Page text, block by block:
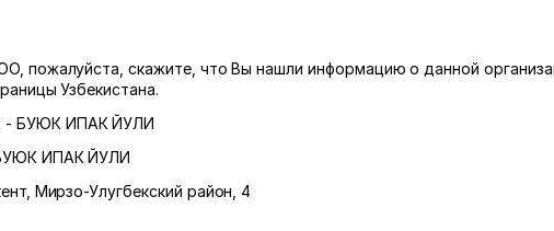
пожалуйста, скажите, что Вы нашли информацию о данной
Узбекистана.
- БУЮК ИПАК ЙУЛИ
БУЮК ИПАК ЙУЛИ
, Мирзо-Улугбекский район , 4